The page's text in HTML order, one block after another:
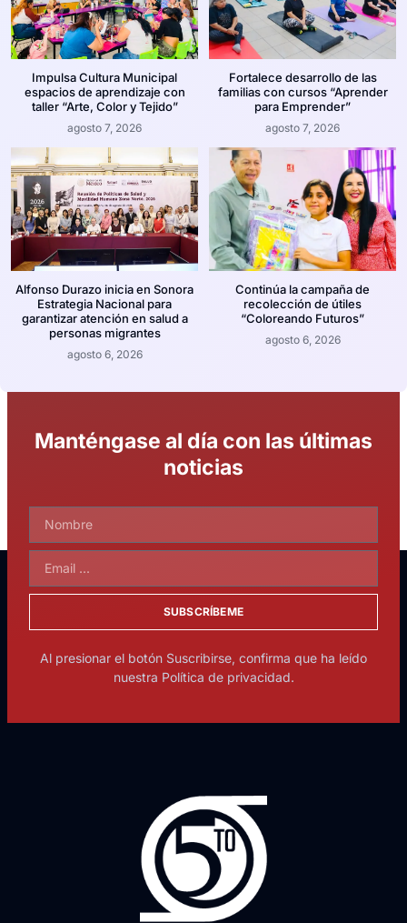
Impulsa Cultura Municipal
espacios de aprendizaje con
taller “Arte, Color y Tejido”
agosto 7, 2026
Fortalece desarrollo de las
familias con cursos “Aprender
para Emprender”
agosto 7, 2026
Alfonso Durazo inicia en Sonora
Estrategia Nacional para
garantizar atención en salud a
personas migrantes
agosto 6, 2026
Continúa la campaña de
recolección de útiles
“Coloreando Futuros”
agosto 6, 2026
Manténgase al día con las últimas
noticias
SUBSCRÍBEME
Al presionar el botón Suscribirse, confirma que ha leído
nuestra Política de privacidad.